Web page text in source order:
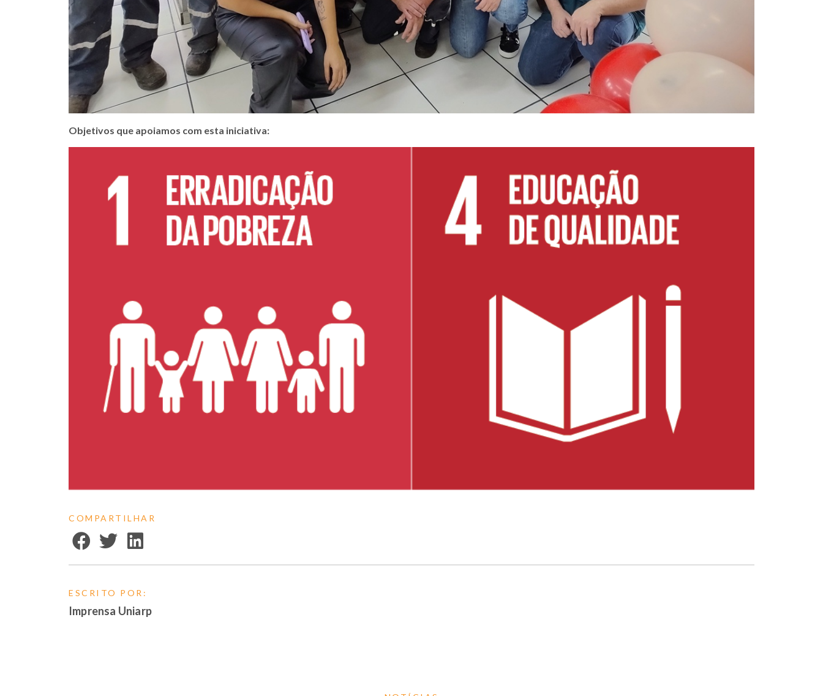
Objetivos que apoiamos com esta iniciativa:
COMPARTILHAR
ESCRITO POR:
Imprensa Uniarp